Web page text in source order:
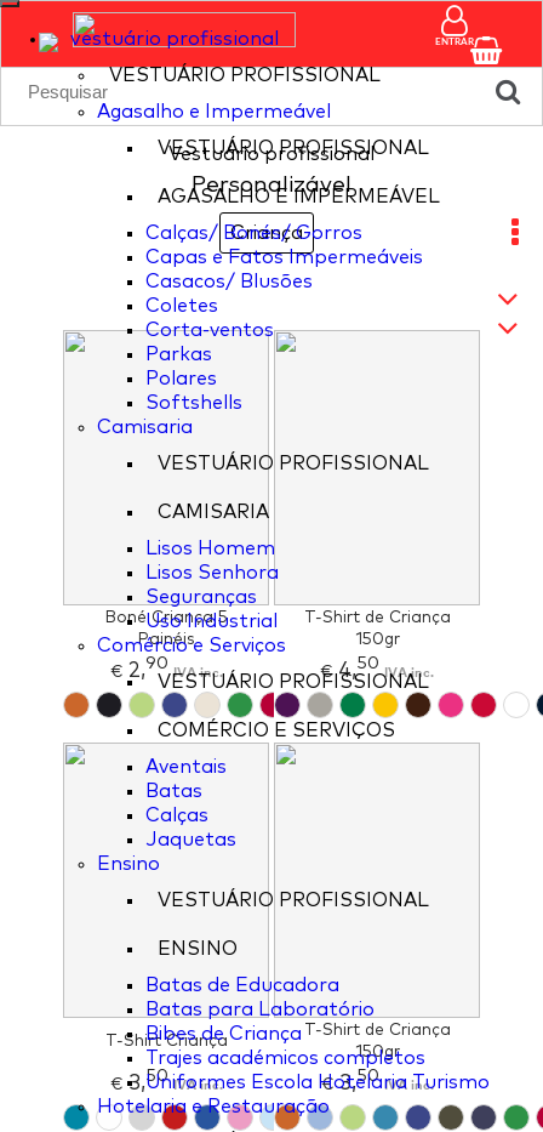
vestuário profissional
VESTUÁRIO PROFISSIONAL
Agasalho e Impermeável
VESTUÁRIO PROFISSIONAL
AGASALHO E IMPERMEÁVEL
Calças/ Bonés/ Gorros
Capas e Fatos Impermeáveis
Casacos/ Blusões
Coletes
Corta-ventos
Parkas
Polares
Softshells
Camisaria
VESTUÁRIO PROFISSIONAL
CAMISARIA
Lisos Homem
Lisos Senhora
Seguranças
Uso Industrial
Comércio e Serviços
VESTUÁRIO PROFISSIONAL
COMÉRCIO E SERVIÇOS
Aventais
Batas
Calças
Jaquetas
Ensino
VESTUÁRIO PROFISSIONAL
ENSINO
Batas de Educadora
Batas para Laboratório
Bibes de Criança
Trajes académicos completos
Uniformes Escola Hotelaria Turismo
Hotelaria e Restauração
ENTRAR
Vestuário profissional
Personalizável
Criança
Boné Criança 5
Painéis
€2,90 IVA inc.
T-Shirt de Criança
150gr
€4,50 IVA inc.
T-Shirt Criança
€3,50 IVA inc.
T-Shirt de Criança
150gr
€3,50 IVA inc.